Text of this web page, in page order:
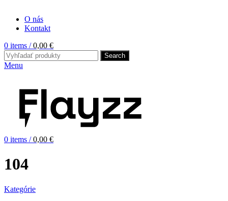
O nás
Kontakt
0 items / 0,00 €
Search
Menu
0 items / 0,00 €
104
Kategórie